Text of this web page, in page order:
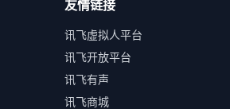
友情链接
讯飞虚拟人平台
讯飞开放平台
讯飞有声
讯飞商城